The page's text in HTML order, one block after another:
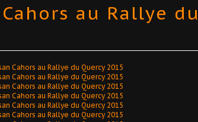
au Rallye du